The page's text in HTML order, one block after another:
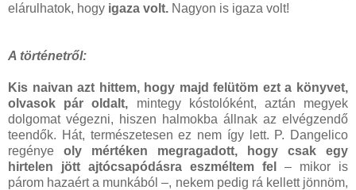
elárulhatok, hogy igaza volt. Nagyon is igaza volt!
A történetről:
Kis naivan azt hittem, hogy majd felütöm ezt a könyvet,
olvasok pár oldalt, mintegy kóstolóként, aztán megyek
dolgomat végezni, hiszen halmokba állnak az elvégzendő
teendők. Hát, természetesen ez nem így lett. P. Dangelico
regénye oly mértéken megragadott, hogy csak egy
hirtelen jött ajtócsapódásra eszméltem fel – mikor is
párom hazaért a munkából –, nekem pedig rá kellett jönnöm,